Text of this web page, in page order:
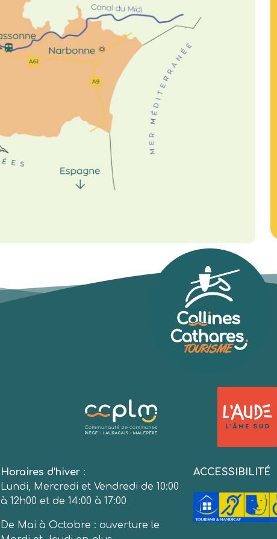
Horaires d’hiver :
Lundi, Mercredi et Vendredi de 10:00
à 12h00 et de 14:00 à 17:00
De Mai à Octobre : ouverture le
ACCESSIBILITÉ